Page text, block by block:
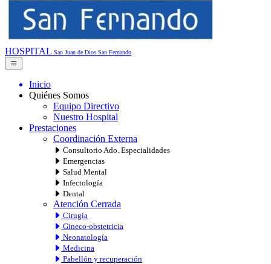
HOSPITAL San Juan de Dios San Fernando
Inicio
Quiénes Somos
Equipo Directivo
Nuestro Hospital
Prestaciones
Coordinación Externa
Consultorio Ado. Especialidades
Emergencias
Salud Mental
Infectología
Dental
Atención Cerrada
Cirugía
Gineco-obstetricia
Neonatología
Medicina
Pabellón y recuperación